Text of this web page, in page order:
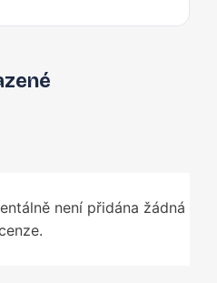
není přidána žádná